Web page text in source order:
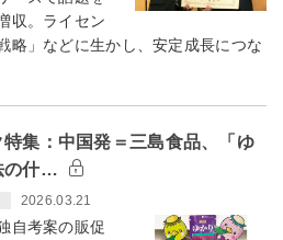
収。ライセン
略」などに生かし、安定成長につな
集：中国発＝三島食品、「ゆ
の什…
2026.03.21
自考案の販促